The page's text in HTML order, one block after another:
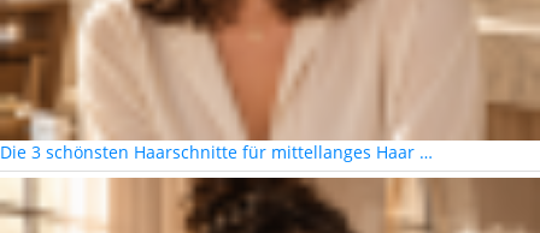
Die 3 schönsten Haarschnitte für mittellanges Haar …